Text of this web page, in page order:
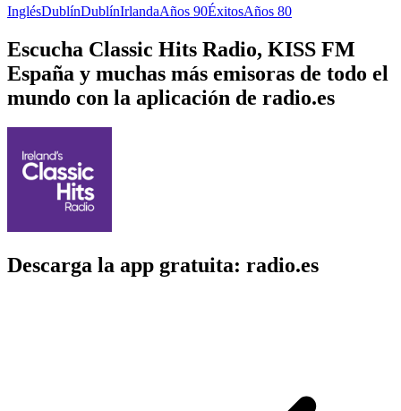
InglésDublínDublínIrlandaAños 90ÉxitosAños 80
Escucha Classic Hits Radio, KISS FM
España y muchas más emisoras de todo el
mundo con la aplicación de radio.es
Descarga la app gratuita: radio.es